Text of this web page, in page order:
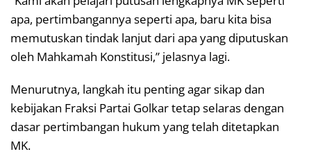
apa, pertimbangannya seperti apa, baru kita bisa
memutuskan tindak lanjut dari apa yang diputuskan
oleh Mahkamah Konstitusi,” jelasnya lagi.
Menurutnya, langkah itu penting agar sikap dan
kebijakan Fraksi Partai Golkar tetap selaras dengan
dasar pertimbangan hukum yang telah ditetapkan
MK.